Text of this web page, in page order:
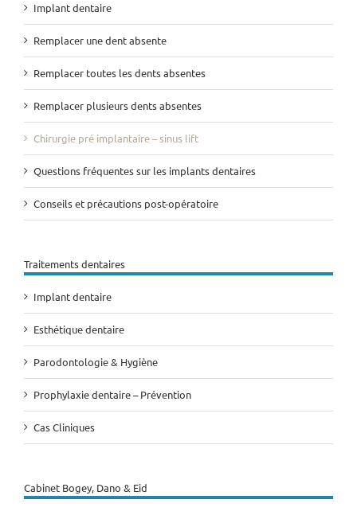
Implant dentaire
Remplacer une dent absente
Remplacer toutes les dents absentes
Remplacer plusieurs dents absentes
Chirurgie pré implantaire – sinus lift
Questions fréquentes sur les implants dentaires
Conseils et précautions post-opératoire
Traitements dentaires
Implant dentaire
Esthétique dentaire
Parodontologie & Hygiène
Prophylaxie dentaire – Prévention
Cas Cliniques
Cabinet Bogey, Dano & Eid